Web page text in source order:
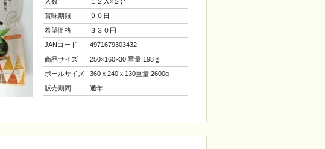
賞味期限
９０日
希望価格
３３０円
JANコード
4971679303432
商品サイズ
250×160×30 重量:198ｇ
ボールサイズ
360ｘ240ｘ130重量:2600g
販売期間
通年